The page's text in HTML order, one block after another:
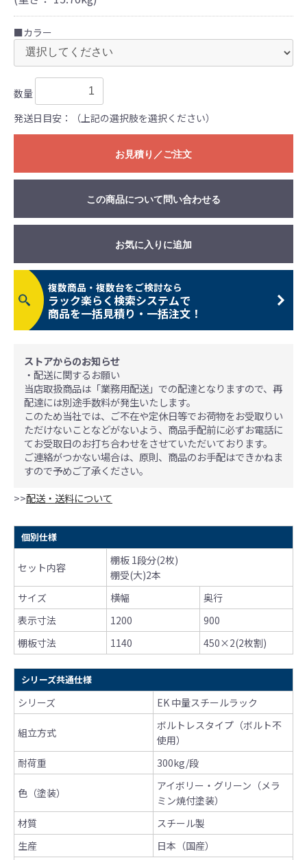
■カラー
数量
発送日目安：（上記の選択肢を選択ください）
お見積り／ご注文
この商品について問い合わせる
お気に入りに追加
複数商品・複数台をご検討なら
ラック楽らく検索システムで
商品を一括見積り・一括注文！
ストアからのお知らせ
・配送に関するお願い
当店取扱商品は「業務用配送」での配達となりますので、再
配達には別途手数料が発生いたします。
このため当社では、ご不在や定休日等でお荷物をお受取りい
ただけないことなどがないよう、商品手配前に必ずお電話に
てお受取日のお打ち合わせをさせていただいております。
ご連絡がつかない場合は、原則、商品のお手配はできかねま
すので予めご了承ください。
>>配送・送料について
個別仕様
セット内容
棚板 1段分(2枚)
棚受(大)2本
サイズ
横幅
奥行
表示寸法
1200
900
棚板寸法
1140 450×2(2枚割)
シリーズ共通仕様
シリーズ EK 中量スチールラック
組立方式
ボルトレスタイプ（ボルト不
使用）
耐荷重
300kg/段
色（塗装）
アイボリー・グリーン（メラ
ミン焼付塗装）
材質
スチール製
生産
日本（国産）